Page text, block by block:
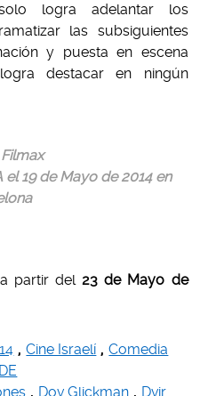
logra adelantar los
las subsiguientes
y puesta en escena
destacar en ningún
el 19 de Mayo de 2014 en
partir del23 de Mayo de
, Cine Israelí , Comedia
, Dov Glickman , Dvir